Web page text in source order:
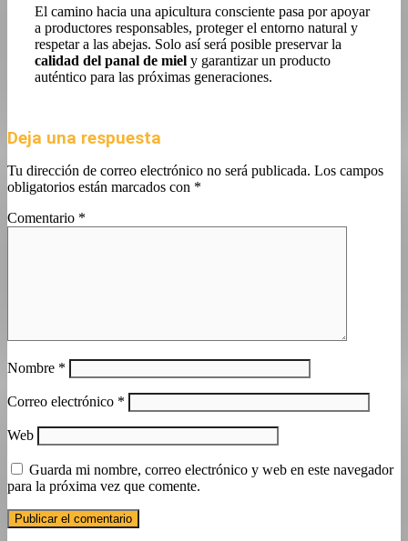
El camino hacia una apicultura consciente pasa por apoyar
a productores responsables, proteger el entorno natural y
respetar a las abejas. Solo así será posible preservar la
calidad del panal de miel y garantizar un producto
auténtico para las próximas generaciones.
Deja una respuesta
Tu dirección de correo electrónico no será publicada. Los campos
obligatorios están marcados con *
Comentario *
Nombre *
Correo electrónico *
Web
Guarda mi nombre, correo electrónico y web en este navegador
para la próxima vez que comente.